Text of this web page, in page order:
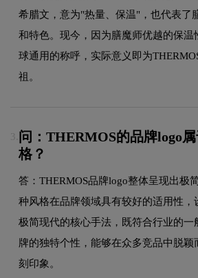
希腊文，意为"热量、保温"，也代表了
和特色。现今，因为膳魔师优越的保温
球通用的称呼，实际意义即为
祖。
3. 问：THERMOS的品牌logo
格？
答：THERMOS品牌logo整体呈现出极
种风格在品牌领域具有较好的适用性，
极简现代的核心手法，既符合行业的一
牌的独特个性，能够在众多竞品中脱颖
刻印象。